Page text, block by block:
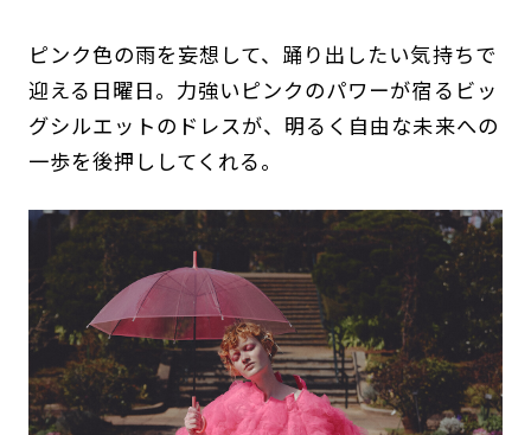
ピンク色の雨を妄想して、踊り出したい気持ちで
迎える日曜日。力強いピンクのパワーが宿るビッ
グシルエットのドレスが、明るく自由な未来への
一歩を後押ししてくれる。